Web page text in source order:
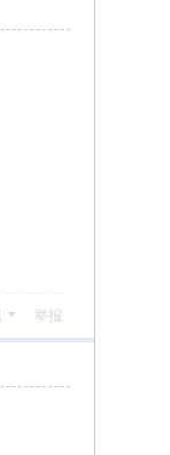
举报